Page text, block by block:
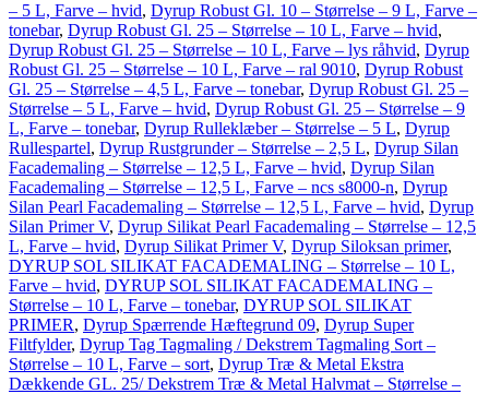
– 5 L, Farve – hvid, Dyrup Robust Gl. 10 – Størrelse – 9 L, Farve –
tonebar, Dyrup Robust Gl. 25 – Størrelse – 10 L, Farve – hvid,
Dyrup Robust Gl. 25 – Størrelse – 10 L, Farve – lys råhvid, Dyrup
Robust Gl. 25 – Størrelse – 10 L, Farve – ral 9010, Dyrup Robust
Gl. 25 – Størrelse – 4,5 L, Farve – tonebar, Dyrup Robust Gl. 25 –
Størrelse – 5 L, Farve – hvid, Dyrup Robust Gl. 25 – Størrelse – 9
L, Farve – tonebar, Dyrup Rulleklæber – Størrelse – 5 L, Dyrup
Rullespartel, Dyrup Rustgrunder – Størrelse – 2,5 L, Dyrup Silan
Facademaling – Størrelse – 12,5 L, Farve – hvid, Dyrup Silan
Facademaling – Størrelse – 12,5 L, Farve – ncs s8000-n, Dyrup
Silan Pearl Facademaling – Størrelse – 12,5 L, Farve – hvid, Dyrup
Silan Primer V, Dyrup Silikat Pearl Facademaling – Størrelse – 12,5
L, Farve – hvid, Dyrup Silikat Primer V, Dyrup Siloksan primer,
DYRUP SOL SILIKAT FACADEMALING – Størrelse – 10 L,
Farve – hvid, DYRUP SOL SILIKAT FACADEMALING –
Størrelse – 10 L, Farve – tonebar, DYRUP SOL SILIKAT
PRIMER, Dyrup Spærrende Hæftegrund 09, Dyrup Super
Filtfylder, Dyrup Tag Tagmaling / Dekstrem Tagmaling Sort –
Størrelse – 10 L, Farve – sort, Dyrup Træ & Metal Ekstra
Dækkende GL. 25/ Dekstrem Træ & Metal Halvmat – Størrelse –